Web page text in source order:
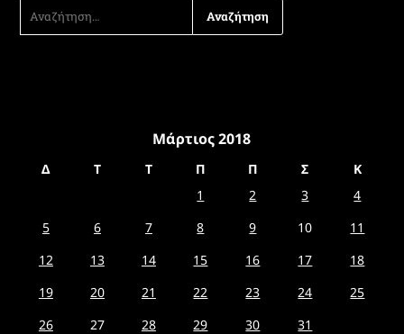
ΓΙΑ:
Μάρτιος 2018
Δ Τ Τ Π Π Σ
Κ
1
2 3
4
5
6 7 8 9 10
11
12
13 14 15 16 17
18
19
20 21 22 23 24
25
26
27 28 29 30
31